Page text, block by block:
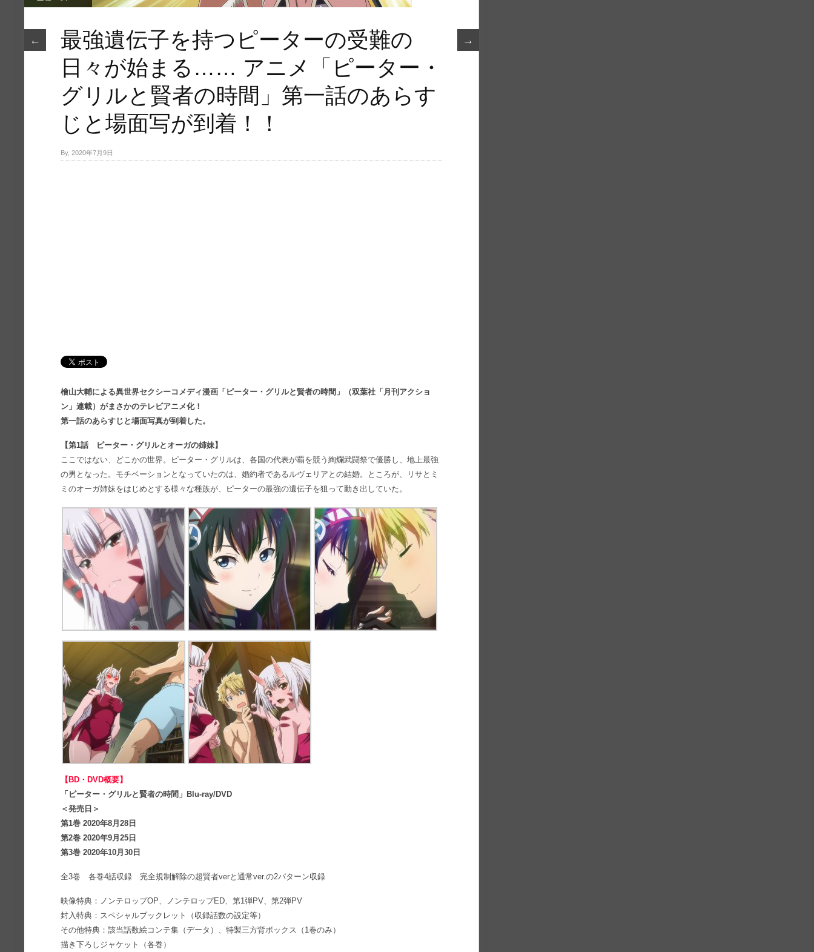
← →
最強遺伝子を持つピーターの受難の
日々が始まる…… アニメ「ピーター・
グリルと賢者の時間」第一話のあらす
じと場面写が到着！！
By, 2020年7月9日
檜山大輔による異世界セクシーコメディ漫画「ピーター・グリルと賢者の時間」（双葉社「月刊アクショ
ン」連載）がまさかのテレビアニメ化！
第一話のあらすじと場面写真が到着した。
【第1話 ピーター・グリルとオーガの姉妹】
ここではない、どこかの世界。ピーター・グリルは、各国の代表が覇を競う絢爛武闘祭で優勝し、地上最強
の男となった。モチベーションとなっていたのは、婚約者であるルヴェリアとの結婚。ところが、リサとミ
ミのオーガ姉妹をはじめとする様々な種族が、ピーターの最強の遺伝子を狙って動き出していた。
【BD・DVD概要】
「ピーター・グリルと賢者の時間」Blu-ray/DVD
＜発売日＞
第1巻 2020年8月28日
第2巻 2020年9月25日
第3巻 2020年10月30日
全3巻 各巻4話収録 完全規制解除の超賢者verと通常ver.の2パターン収録
映像特典：ノンテロップOP、ノンテロップED、第1弾PV、第2弾PV
封入特典：スペシャルブックレット（収録話数の設定等）
その他特典：該当話数絵コンテ集（データ）、特製三方背ボックス（1巻のみ）
描き下ろしジャケット（各巻）